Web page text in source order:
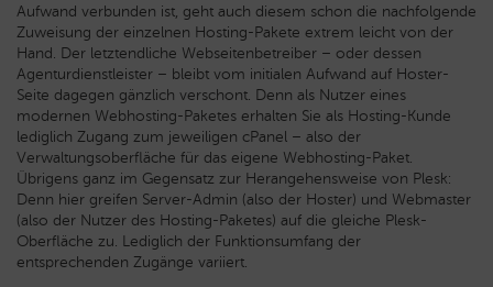
Aufwand verbunden ist, geht auch diesem schon die nachfolgende
Zuweisung der einzelnen Hosting-Pakete extrem leicht von der
Hand. Der letztendliche Webseitenbetreiber – oder dessen
Agenturdienstleister – bleibt vom initialen Aufwand auf Hoster-
Seite dagegen gänzlich verschont. Denn als Nutzer eines
modernen Webhosting-Paketes erhalten Sie als Hosting-Kunde
lediglich Zugang zum jeweiligen cPanel – also der
Verwaltungsoberfläche für das eigene Webhosting-Paket.
Übrigens ganz im Gegensatz zur Herangehensweise von Plesk:
Denn hier greifen Server-Admin (also der Hoster) und Webmaster
(also der Nutzer des Hosting-Paketes) auf die gleiche Plesk-
Oberfläche zu. Lediglich der Funktionsumfang der
entsprechenden Zugänge variiert.